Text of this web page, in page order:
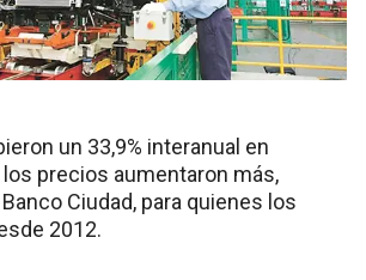
un 33,9% interanual en
precios aumentaron más,
Ciudad, para quienes los
2012.